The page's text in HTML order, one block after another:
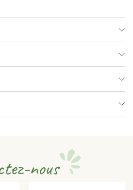
nous